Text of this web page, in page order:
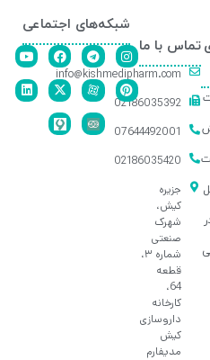
تماس با ما
info@kishmedipharm.com
02186035392
07644492001
02186035420
جزیره
کیش،
شهرک
صنعتی
شماره ۳،
قطعه
64،
کارخانه
داروسازی
کیش
مدیفارم
شبکه‌های اجتماعی